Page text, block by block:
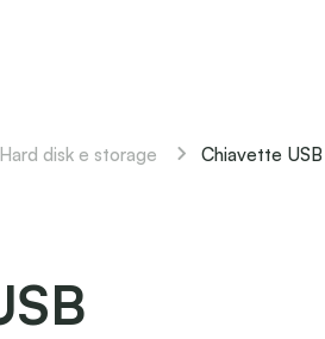
Hard disk e storage Chiavette USB